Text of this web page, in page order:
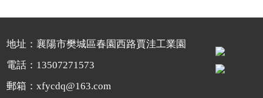
地址：襄陽市樊城區春園西路賈洼工業園
電話：13507271573
郵箱：xfycdq@163.com